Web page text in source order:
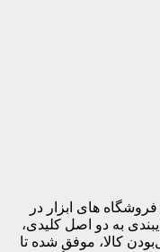
های ابزار در
به دو اصل کلیدی،
کالا، موفق شده تا